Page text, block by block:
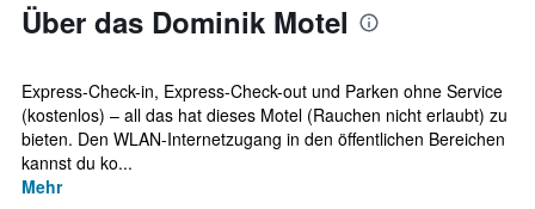
Über das Dominik Motel
Express-Check-in, Express-Check-out und Parken ohne Service
(kostenlos) – all das hat dieses Motel (Rauchen nicht erlaubt) zu
bieten. Den WLAN-Internetzugang in den öffentlichen Bereichen
kannst du ko...
Mehr